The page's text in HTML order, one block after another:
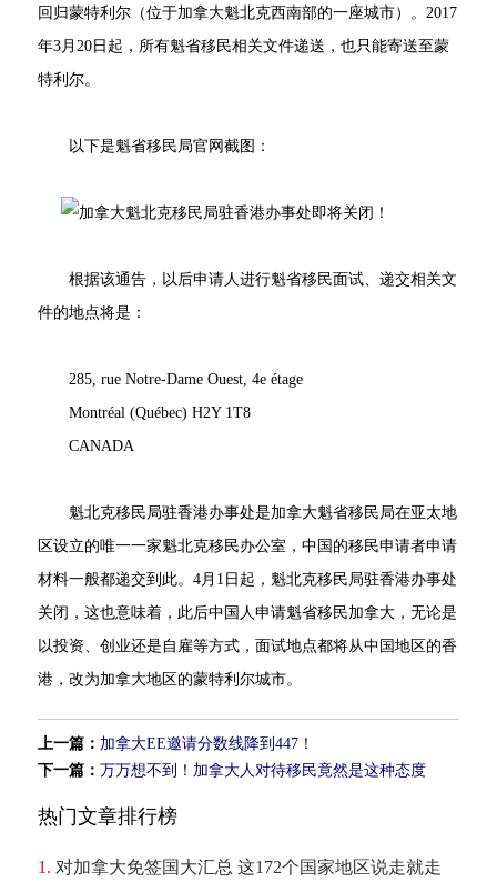
回归蒙特利尔（位于加拿大魁北克西南部的一座城市）。2017
年3月20日起，所有魁省移民相关文件递送，也只能寄送至蒙
特利尔。
以下是魁省移民局官网截图：
根据该通告，以后申请人进行魁省移民面试、递交相关文
件的地点将是：
285, rue Notre-Dame Ouest, 4e étage
Montréal (Québec) H2Y 1T8
CANADA
魁北克移民局驻香港办事处是加拿大魁省移民局在亚太地
区设立的唯一一家魁北克移民办公室，中国的移民申请者申请
材料一般都递交到此。4月1日起，魁北克移民局驻香港办事处
关闭，这也意味着，此后中国人申请魁省移民加拿大，无论是
以投资、创业还是自雇等方式，面试地点都将从中国地区的香
港，改为加拿大地区的蒙特利尔城市。
上一篇： 加拿大EE邀请分数线降到447！
下一篇：万万想不到！加拿大人对待移民竟然是这种态度
热门文章排行榜
1. 对加拿大免签国大汇总 这172个国家地区说走就走